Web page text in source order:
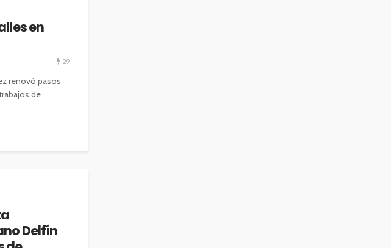
en
29
renovó pasos
de
Delfín